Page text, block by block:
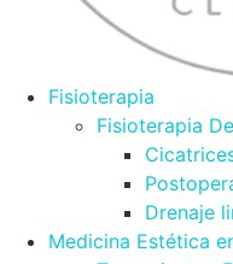
Fisioterapia
Fisioterapia
Drenaje
Medicina Estética